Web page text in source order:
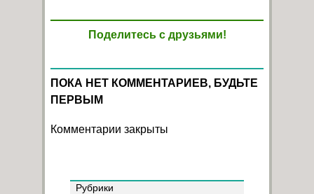
Поделитесь с друзьями!
ПОКА НЕТ КОММЕНТАРИЕВ, БУДЬТЕ
ПЕРВЫМ
Комментарии закрыты
Рубрики